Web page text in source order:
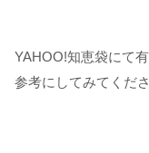
YAHOO!知恵袋にて
参考にしてみてくださ